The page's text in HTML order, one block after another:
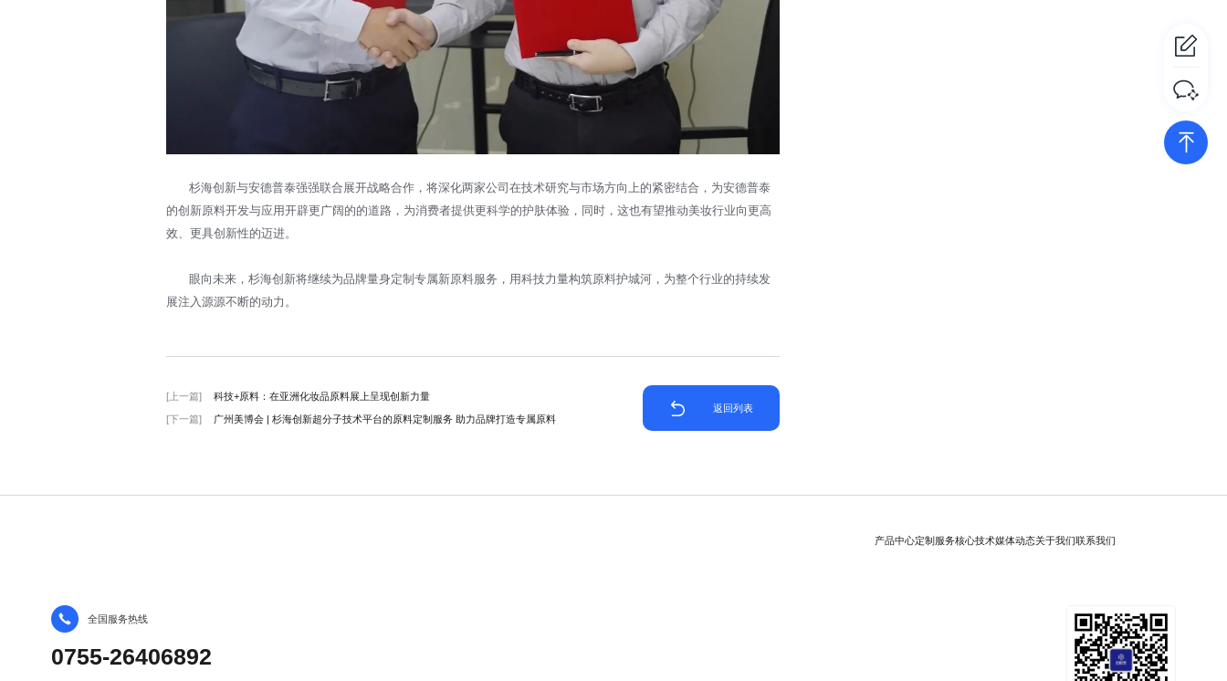
杉海创新与安德普泰强强联合展开战略合作，将深化两家公司在技术研究与市场方向上的紧密结合，为安德普泰
的创新原料开发与应用开辟更广阔的的道路，为消费者提供更科学的护肤体验，同时，这也有望推动美妆行业向更高
效、更具创新性的迈进。
眼向未来，杉海创新将继续为品牌量身定制专属新原料服务，用科技力量构筑原料护城河，为整个行业的持续发
展注入源源不断的动力。
返回列表
[上一篇] 科技+原料：在亚洲化妆品原料展上呈现创新力量
[下一篇] 广州美博会 | 杉海创新超分子技术平台的原料定制服务 助力品牌打造专属原料
产品中心定制服务核心技术媒体动态关于我们联系我们
全国服务热线
0755-26406892